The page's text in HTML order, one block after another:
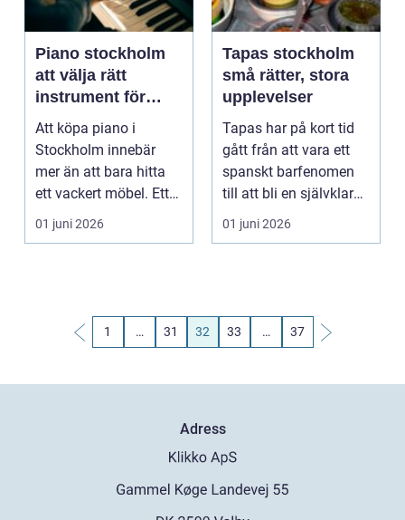
Piano stockholm
att välja rätt
instrument för
hem och scen
Att köpa piano i
Stockholm innebär
mer än att bara hitta
ett vackert möbel. Ett
bra piano ska hålla ...
01 juni 2026
Tapas stockholm
små rätter, stora
upplevelser
Tapas har på kort tid
gått från att vara ett
spanskt barfenomen
till att bli en självklar
del av Sto...
01 juni 2026
1 … 31 32 33 … 37
Adress